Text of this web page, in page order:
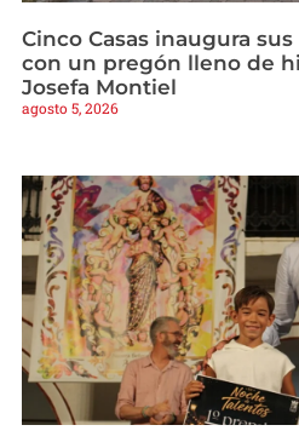
Cinco Casas inaugura
con un pregón lleno de
Josefa Montiel
agosto 5, 2026